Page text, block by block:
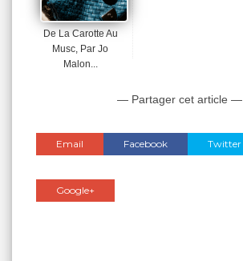
De La Carotte Au
Musc, Par Jo
Malon...
— Partager cet article —
Email Facebook Twitter
Google+